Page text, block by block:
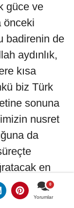
Yorumlar
güce ve
önceki
badirenin de
aydınlık,
kısa
biz Türk
sonuna
nusret
da
en
yeise